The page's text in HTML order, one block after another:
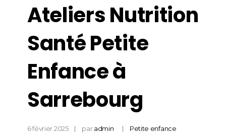
Ateliers Nutrition
Santé Petite
Enfance à
Sarrebourg
6 février 2025 par admin Petite enfance